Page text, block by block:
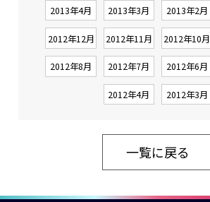
2013年4月 2013年3月 2013年2月
2012年12月 2012年11月 2012年10月
2012年8月 2012年7月 2012年6月
2012年4月 2012年3月
一覧に戻る